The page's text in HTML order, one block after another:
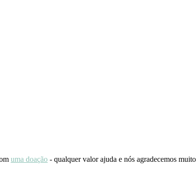
uma doação - qualquer valor ajuda e nós agradecemos